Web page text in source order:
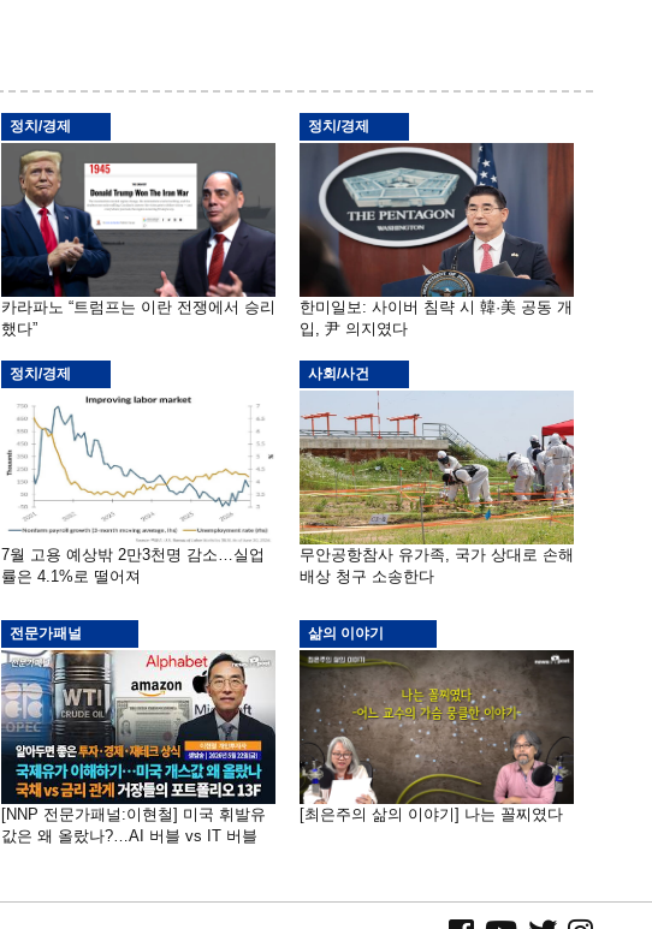
정치/경제
카라파노 “트럼프는 이란 전쟁에서 승리
했다”
정치/경제
한미일보: 사이버 침략 시 韓·美 공동 개
입, 尹 의지였다
정치/경제
7월 고용 예상밖 2만3천명 감소…실업
률은 4.1%로 떨어져
사회/사건
무안공항참사 유가족, 국가 상대로 손해
배상 청구 소송한다
전문가패널
[NNP 전문가패널:이현철] 미국 휘발유
값은 왜 올랐나?…AI 버블 vs IT 버블
삶의 이야기
[최은주의 삶의 이야기] 나는 꼴찌였다